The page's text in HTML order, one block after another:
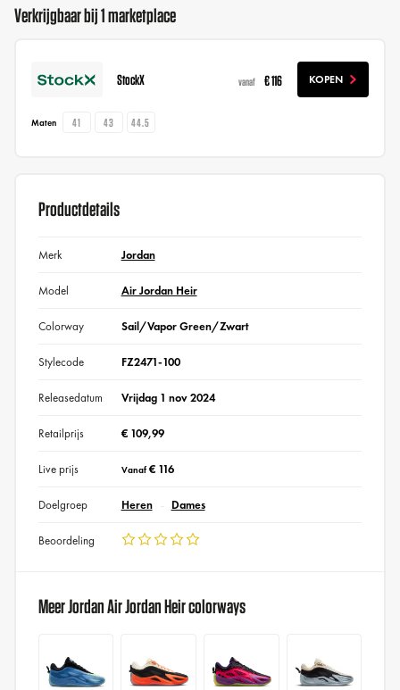
Verkrijgbaar bij 1 marketplace
StockX vanaf € 116 KOPEN
Maten 41 43 44.5
Productdetails
Merk Jordan
Model Air Jordan Heir
Colorway Sail/Vapor Green/Zwart
Stylecode FZ2471-100
Releasedatum Vrijdag 1 nov 2024
Retailprijs € 109,99
Live prijs Vanaf€ 116
Doelgroep Heren Dames
Beoordeling
Meer Jordan Air Jordan Heir colorways